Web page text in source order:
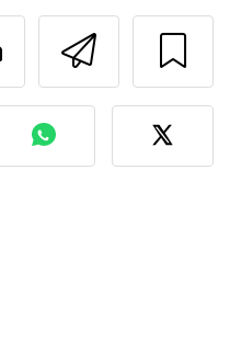
Imprimer
une
photo de